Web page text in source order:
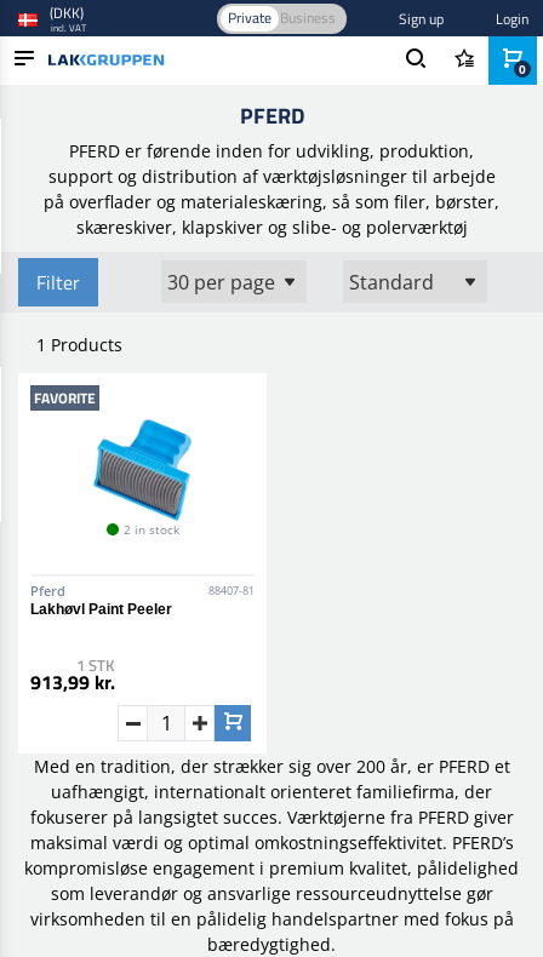
BLOG
BRANDS
NEW IN
(DKK)
incl. VAT Private Business Sign up Login
PFERD
PFERD er førende inden for udvikling, produktion,
support og distribution af værktøjsløsninger til arbejde
på overflader og materialeskæring, så som filer, børster,
skæreskiver, klapskiver og slibe- og polerværktøj
Filter
1 Products
FAVORITE
2 in stock
Pferd 88407-81
Lakhøvl Paint Peeler
1 STK
913,99 kr.
Med en tradition, der strækker sig over 200 år, er PFERD et
uafhængigt, internationalt orienteret familiefirma, der
fokuserer på langsigtet succes. Værktøjerne fra PFERD giver
maksimal værdi og optimal omkostningseffektivitet. PFERD’s
kompromisløse engagement i premium kvalitet, pålidelighed
som leverandør og ansvarlige ressourceudnyttelse gør
virksomheden til en pålidelig handelspartner med fokus på
bæredygtighed.
0